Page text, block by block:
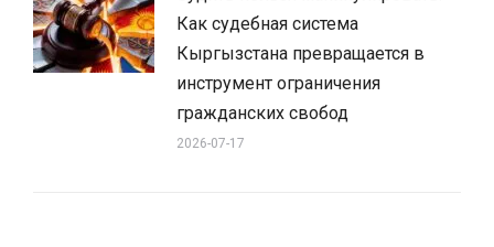
Как судебная система
Кыргызстана превращается в
инструмент ограничения
гражданских свобод
2026-07-17